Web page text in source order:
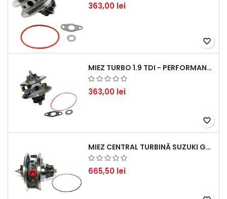
363,00 lei
favorite_border
MIEZ TURBO 1.9 TDI - PERFORMANȚĂ FIABILĂ PENTRU AUDI, SEAT, SKODA ȘI VW
363,00 lei
favorite_border
MIEZ CENTRAL TURBINĂ SUZUKI GRAND ESCUDO II 1.9 DDIS TRACȚIUNE INTEGRALĂ - MOTORIZARE 1.9L, 95 KW (129 CP)
665,50 lei